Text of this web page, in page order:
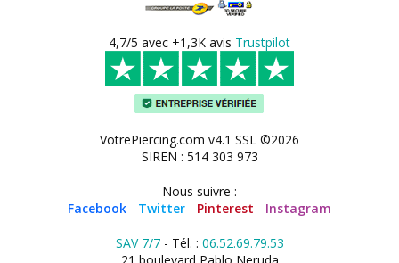
4,7/5 avec +1,3K avis Trustpilot
VotrePiercing.com v4.1 SSL ©2026
SIREN : 514 303 973
Nous suivre :
Facebook - Twitter - Pinterest - Instagram
SAV 7/7- Tél. : 06.52.69.79.53